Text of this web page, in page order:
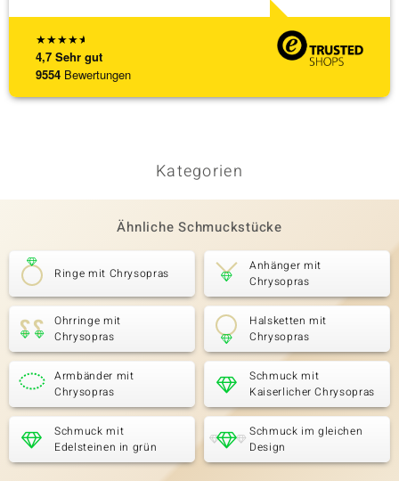
★★★★★
4,7 Sehr gut
9554 Bewertungen
Kategorien
Ähnliche Schmuckstücke
Ringe mit Chrysopras
Anhänger mit
Chrysopras
Ohrringe mit
Chrysopras
Halsketten mit
Chrysopras
Armbänder mit
Chrysopras
Schmuck mit
Kaiserlicher Chrysopras
Schmuck mit
Edelsteinen in grün
Schmuck im gleichen
Design